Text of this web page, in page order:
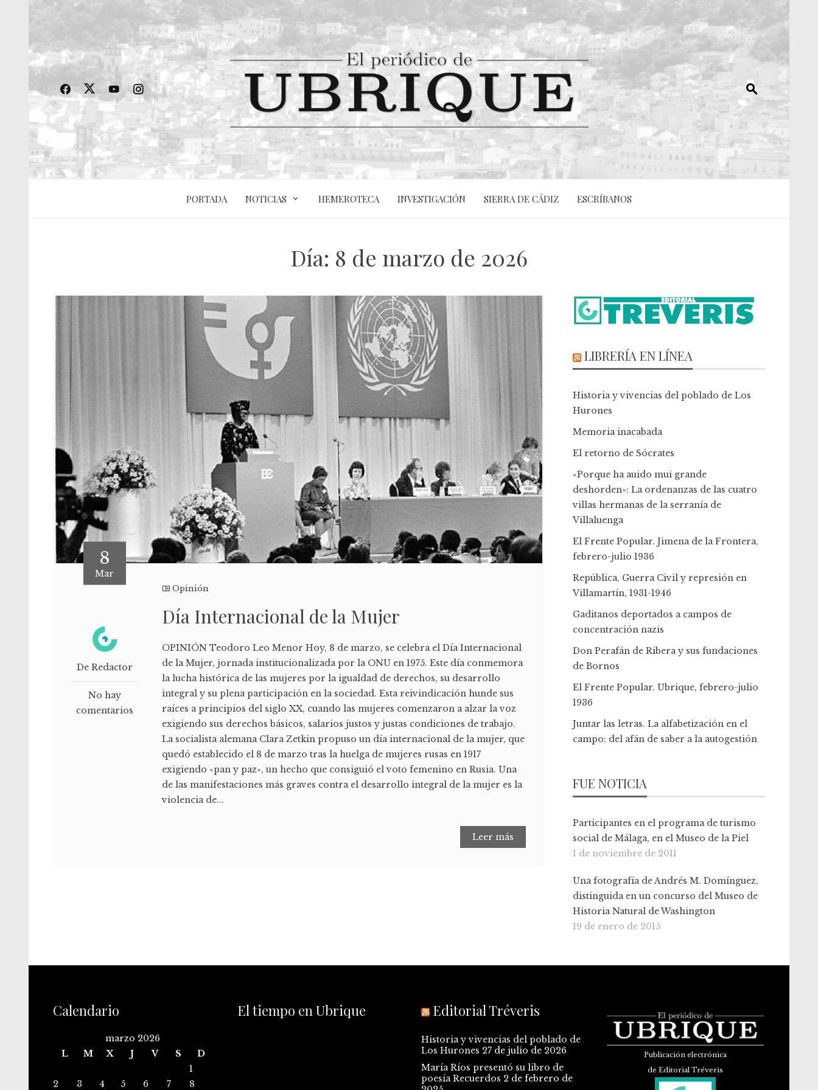
PORTADA NOTICIAS HEMEROTECA INVESTIGACIÓN SIERRA DE CÁDIZ ESCRÍBANOS
Día: 8 de marzo de 2026
8
Mar
De Redactor
No hay
comentarios
Opinión
Día Internacional de la Mujer
OPINIÓN Teodoro Leo Menor Hoy, 8 de marzo, se celebra el Día Internacional
de la Mujer, jornada institucionalizada por la ONU en 1975. Este día conmemora
la lucha histórica de las mujeres por la igualdad de derechos, su desarrollo
integral y su plena participación en la sociedad. Esta reivindicación hunde sus
raíces a principios del siglo XX, cuando las mujeres comenzaron a alzar la voz
exigiendo sus derechos básicos, salarios justos y justas condiciones de trabajo.
La socialista alemana Clara Zetkin propuso un día internacional de la mujer, que
quedó establecido el 8 de marzo tras la huelga de mujeres rusas en 1917
exigiendo «pan y paz», un hecho que consiguió el voto femenino en Rusia. Una
de las manifestaciones más graves contra el desarrollo integral de la mujer es la
violencia de...
Leer más
LIBRERÍA EN LÍNEA
Historia y vivencias del poblado de Los
Hurones
Memoria inacabada
El retorno de Sócrates
«Porque ha auido mui grande
deshorden»: La ordenanzas de las cuatro
villas hermanas de la serranía de
Villaluenga
El Frente Popular. Jimena de la Frontera,
febrero-julio 1936
República, Guerra Civil y represión en
Villamartín, 1931-1946
Gaditanos deportados a campos de
concentración nazis
Don Perafán de Ribera y sus fundaciones
de Bornos
El Frente Popular. Ubrique, febrero-julio
1936
Juntar las letras. La alfabetización en el
campo: del afán de saber a la autogestión
FUE NOTICIA
Participantes en el programa de turismo
social de Málaga, en el Museo de la Piel
1 de noviembre de 2011
Una fotografía de Andrés M. Domínguez,
distinguida en un concurso del Museo de
Historia Natural de Washington
19 de enero de 2015
Calendario
marzo 2026
L
M X J V S
D
1
2
3 4 5 6 7 8
El tiempo en Ubrique Editorial Tréveris
Historia y vivencias del poblado de
Los Hurones 27 de julio de 2026
María Ríos presentó su libro de
poesía Recuerdos 2 de febrero de
Publicación electrónica
de Editorial Tréveris